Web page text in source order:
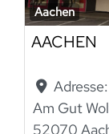
Aachen
AACHEN
Adresse:
Am Gut
52070